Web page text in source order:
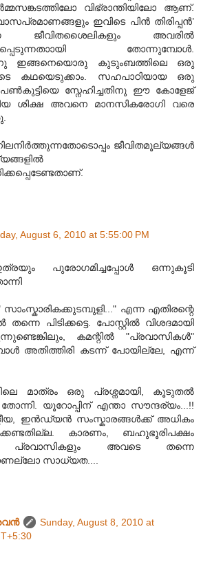
വിഭ്രാന്തിയിലോ ആണ്.
ഇവിടെ പിൻ തിരിപ്പൻ’
ജീവിതശൈലികളും അവരിൽ
തോന്നുമ്പോൾ.
ഇങ്ങനെയൊരു കുടുംബത്തിലെ ഒരു
കഥയെടുക്കാം. സഹപാഠിയായ ഒരു
സ്നേഹിച്ചതിനു ഈ കോളേജ്
ശിക്ഷ അവനെ മാനസികരോഗി വരെ
ജീവിതമൂല്യങ്ങൾ
August 6, 2010 at 5:55:00 PM
പുരോഗമിച്ചപ്പോള്‍ ഒന്നുകൂടി
എന്ന എതിരന്റെ
പിടിക്കട്ടെ. പോസ്റ്റില്‍ വിശദമായി
കമന്റില്‍ "പ്രവാസികൾ"
അതിത്തിരി കടന്ന് പോയില്ലേ, എന്ന്
മാത്രം ഒരു പ്രശ്നമായി, കൂടുതല്‍
തോന്നി. യൂറോപ്പിന്‌ എന്താ സൗന്ദര്യം...!!
ഇന്‍ഡ്യന്‍ സംസ്കാരങ്ങള്‍ക്ക് അധികം
കാരണം, ബഹുഭൂരിപക്ഷം
അവടെ തന്നെ
സാധ്യത....
Sunday, August 8, 2010 at